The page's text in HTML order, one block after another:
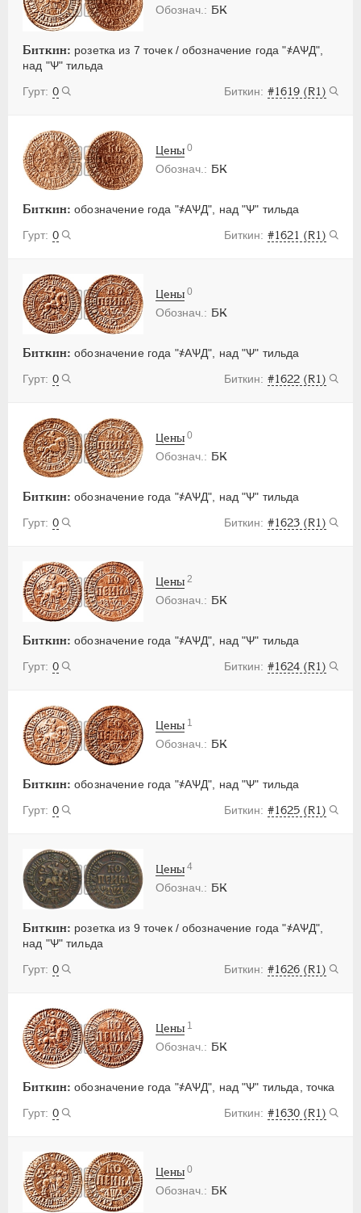
БК
Биткин: розетка из 7 точек / обозначение года "҂АѰД",
над "Ѱ" тильда
0
#1619 (R1)
БК
Биткин: обозначение года "҂АѰД", над "Ѱ" тильда
0
#1621 (R1)
Цены 0
БК
Биткин: обозначение года "҂АѰД", над "Ѱ" тильда
0
#1622 (R1)
Цены 0
БК
Биткин: обозначение года "҂АѰД", над "Ѱ" тильда
0
#1623 (R1)
Цены 0
БК
Биткин: обозначение года "҂АѰД", над "Ѱ" тильда
0
#1624 (R1)
Цены 2
БК
Биткин: обозначение года "҂АѰД", над "Ѱ" тильда
0
#1625 (R1)
Цены 1
БК
Биткин: розетка из 9 точек / обозначение года "҂АѰД",
над "Ѱ" тильда
0
#1626 (R1)
Цены 4
БК
Биткин: обозначение года "҂АѰД", над "Ѱ" тильда, точка
0
#1630 (R1)
Цены 1
БК
Цены 0